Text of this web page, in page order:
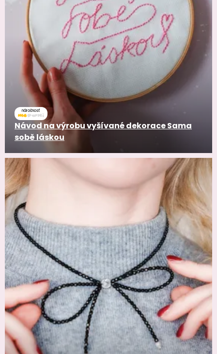
náročnosť
Návod na výrobu vyšívané dekorace Sama
sobě láskou